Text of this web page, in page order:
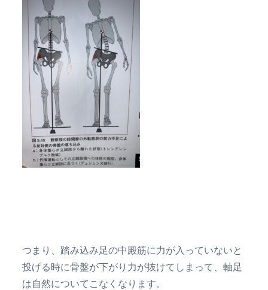
つまり、踏み込み足の中殿筋に力が入っていないと
投げる時に骨盤が下がり力が抜けてしまって、軸足
は自然についてこなくなります。